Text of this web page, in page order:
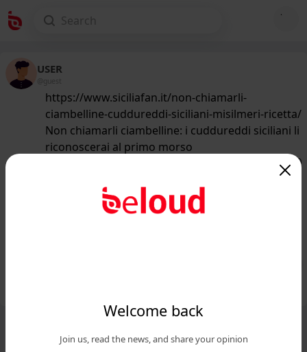
Welcome back
Join us, read the news, and share your opinion
USER
@guest
https://www.siciliafan.it/non-chiamarli-
ciambelline-cuddureddi-siciliani-misilmeri-ricetta/
Non chiamarli ciambelline: i cuddureddi siciliani li
riconoscerai al primo morso
/50
Non è la ricetta delle ciambelline:
questi cuddureddi siciliani li